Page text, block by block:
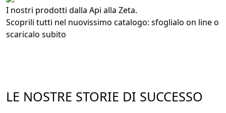
I nostri prodotti dalla Api alla Zeta.
Scoprili tutti nel nuovissimo catalogo: sfoglialo on line o
scaricalo subito
LE NOSTRE STORIE DI SUCCESSO